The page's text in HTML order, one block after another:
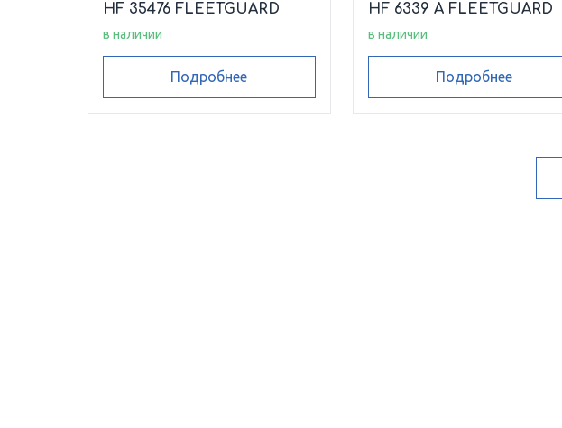
HF 35476 FLEETGUARD
в наличии
Подробнее
HF 6339 A FLEETGUARD
в наличии
Подробнее